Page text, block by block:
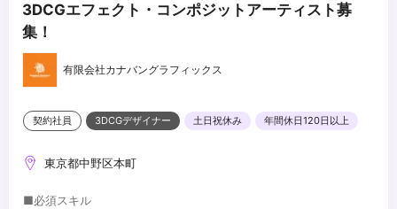
3DCGエフェクト・コンポジットアーティスト募
集！
有限会社カナバングラフィックス
契約社員 3DCGデザイナー 土日祝休み 年間休日120日以上
東京都中野区本町
■必須スキル